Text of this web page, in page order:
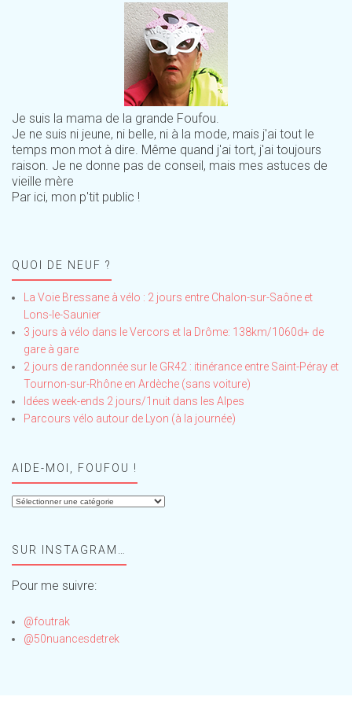
Je suis la mama de la grande Foufou.
Je ne suis ni jeune, ni belle, ni à la mode, mais j'ai tout le
temps mon mot à dire. Même quand j'ai tort, j'ai toujours
raison. Je ne donne pas de conseil, mais mes astuces de
vieille mère
Par ici, mon p'tit public !
QUOI DE NEUF ?
La Voie Bressane à vélo : 2 jours entre Chalon-sur-Saône et
Lons-le-Saunier
3 jours à vélo dans le Vercors et la Drôme: 138km/1060d+ de
gare à gare
2 jours de randonnée sur le GR42 : itinérance entre Saint-Péray et
Tournon-sur-Rhône en Ardèche (sans voiture)
Idées week-ends 2 jours/1nuit dans les Alpes
Parcours vélo autour de Lyon (à la journée)
AIDE-MOI, FOUFOU !
Aide-
!SUR INSTAGRAM…
Pour me suivre:
@foutrak
@50nuancesdetrek